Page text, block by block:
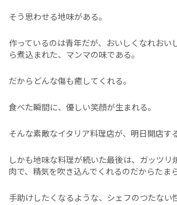
そう思わせる地味がある。
作っているのは青年だが、おいしくなれおい
ら煮込まれた、マンマの味である。
だからどんな傷も癒してくれる。
食べた瞬間に、優しい笑顔が生まれる。
そんな素敵なイタリア料理店が、明日開店する
しかも地味な料理が続いた最後は、ガッツリ
肉で、精気を吹き込んでくれるのだからたま
手助けしたくなるような、シェフのつたない